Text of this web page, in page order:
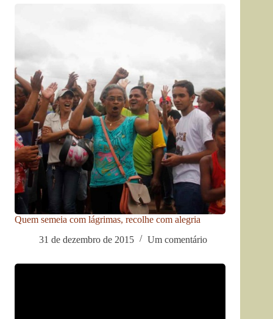
Quem semeia com lágrimas, recolhe com alegria
31 de dezembro de 2015
Um comentário